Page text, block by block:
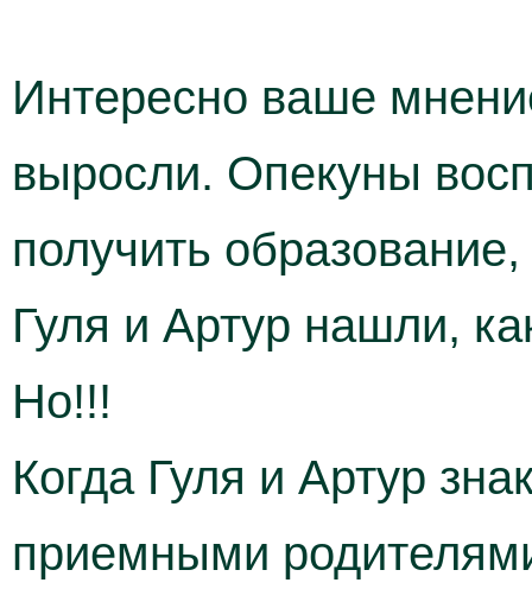
Интересно ваше
выросли. Опекуны
получить
Гуля и Артур нашли,
Но!!!
Когда Гуля и Артур
приемными